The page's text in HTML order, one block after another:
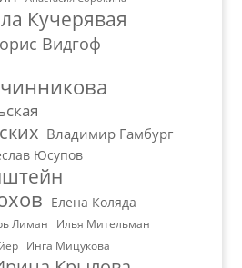
Кучерявая
Видгоф
Владимир Гамбург
Юсупов
Елена Коляда
Лиман
Илья Мительман
Инга Мицукова